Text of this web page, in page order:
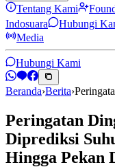
Tentang Kami
Indosuara
Hubungi
Media
Hubungi Kami
Beranda›Berita›
Peringatan
Diprediksi
Hingga Pekan